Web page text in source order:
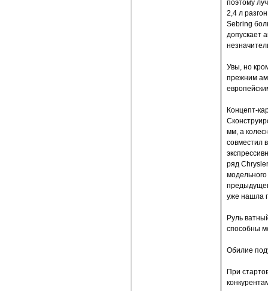
поэтому
2,4 л
Sebring
допускает
Увы, но
прежним
Концепт-
мм, а
совместил
ряд
уже нашла
Руль
способны
Обилие
При